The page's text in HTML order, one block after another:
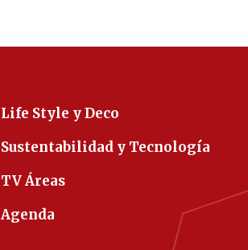
Life Style y Deco
Sustentabilidad y Tecnología
TV Áreas
Agenda